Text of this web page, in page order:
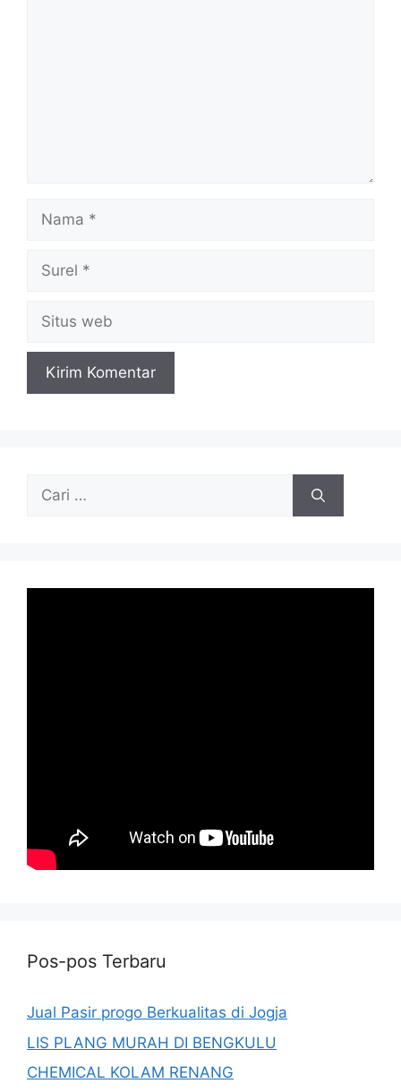
Nama
Surel
Situs
web
Cari
Pos-pos Terbaru
Jual Pasir progo Berkualitas di Jogja
LIS PLANG MURAH DI BENGKULU
CHEMICAL KOLAM RENANG